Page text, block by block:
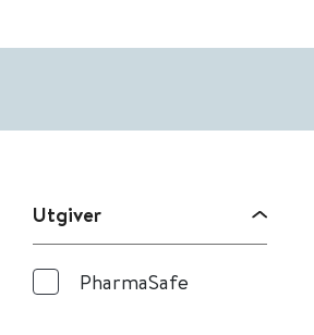
Utgiver
PharmaSafe